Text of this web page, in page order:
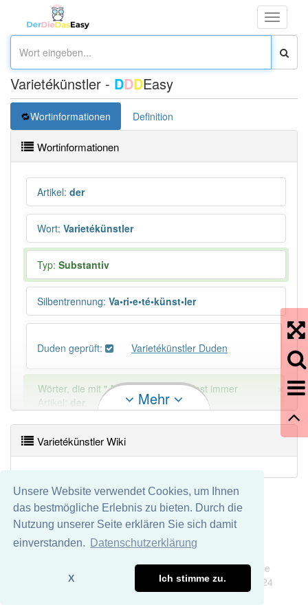
Unsere Website verwendet Cookies, um Ihnen
das bestmögliche Erlebnis zu bieten. Durch die
Nutzung unserer Seite erklären Sie sich damit
einverstanden.
Datenschutzerklärung
X Ich stimme zu.
Toggle
Varietékünstler - DDDEasy
Wortinformationen Definition
Wortinformationen
Artikel: der
Wort: Varietékünstler
Typ: Substantiv
Silbentrennung: Va•ri•e•té•künst•ler
Duden geprüft: Varietékünstler Duden
Wörter, die mit "-ler" enden, haben fast immer
Artikel:
der
DER:1 397
DAS:11Ausnahmen Beispiele
PowerIndex:2
Häufigkeit: 2 von 10
Mehr
Varietékünstler Wiki
Wir übernehmen keine Garantie und keine Haftung für die
Richtigkeit und Vollständigkeit dieser Seite. DDDEasy 2024